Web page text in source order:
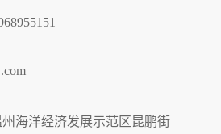
海洋经济发展示范区昆鹏街